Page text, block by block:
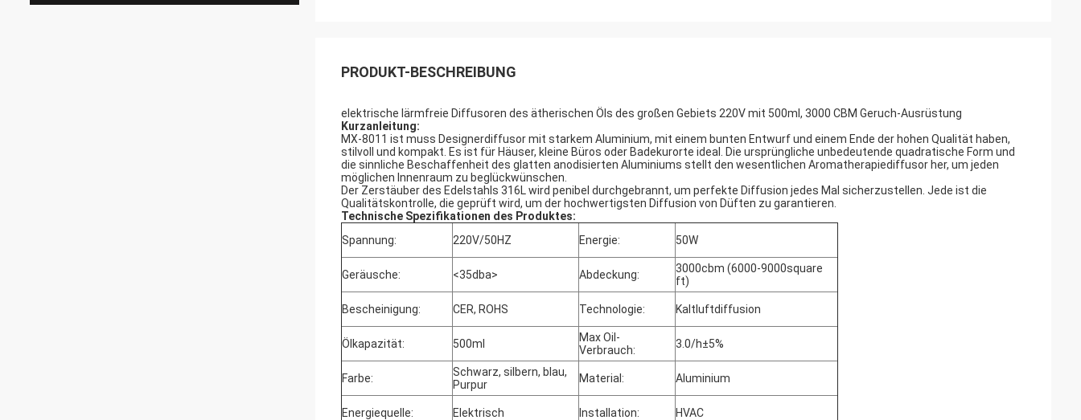
PRODUKT-BESCHREIBUNG
elektrische lärmfreie Diffusoren des ätherischen Öls des großen Gebiets 220V mit 500ml, 3000 CBM Geruch-Ausrüstung
Kurzanleitung:
MX-8011 ist muss Designerdiffusor mit starkem Aluminium, mit einem bunten Entwurf und einem Ende der hohen Qualität haben,
stilvoll und kompakt. Es ist für Häuser, kleine Büros oder Badekurorte ideal. Die ursprüngliche unbedeutende quadratische Form und
die sinnliche Beschaffenheit des glatten anodisierten Aluminiums stellt den wesentlichen Aromatherapiediffusor her, um jeden
möglichen Innenraum zu beglückwünschen.
Der Zerstäuber des Edelstahls 316L wird penibel durchgebrannt, um perfekte Diffusion jedes Mal sicherzustellen. Jede ist die
Qualitätskontrolle, die geprüft wird, um der hochwertigsten Diffusion von Düften zu garantieren.
Technische Spezifikationen des Produktes:
Spannung:
220V/50HZ Energie: 50W
Geräusche: <35dba> Abdeckung:
3000cbm (6000-9000square
ft)
Bescheinigung: CER, ROHS Technologie: Kaltluftdiffusion
Ölkapazität: 500ml
Max Oil-
Verbrauch:
3.0/h±5%
Farbe:
Schwarz, silbern, blau,
Purpur
Material: Aluminium
Energiequelle: Elektrisch Installation: HVAC